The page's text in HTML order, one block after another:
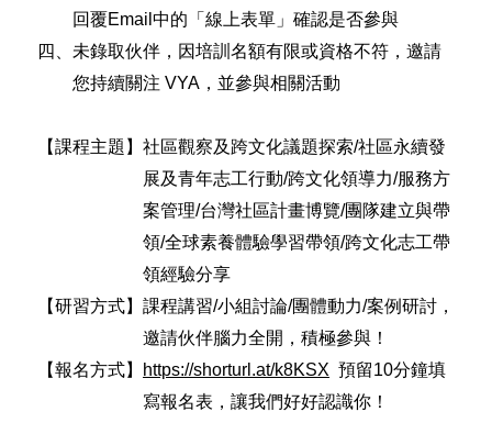
回覆Email 中的「線上表單」確認是否參與
四、未錄取伙伴，因培訓名額有限或資格不符，邀請
您持續關注 VYA，並參與相關活動
【課程主題】社區觀察及跨文化議題探索/社區永續發
展及青年志工行動/跨文化領導力/服務方
案管理/台灣社區計畫博覽/團隊建立與帶
領/全球素養體驗學習帶領/跨文化志工帶
領經驗分享
【研習方式】課程講習/小組討論/團體動力/案例研討，
邀請伙伴腦力全開，積極參與！
【報名方式】
https://shorturl.at/k8KSX 預留10分鐘填
寫報名表， 讓我們好好認識你 ！